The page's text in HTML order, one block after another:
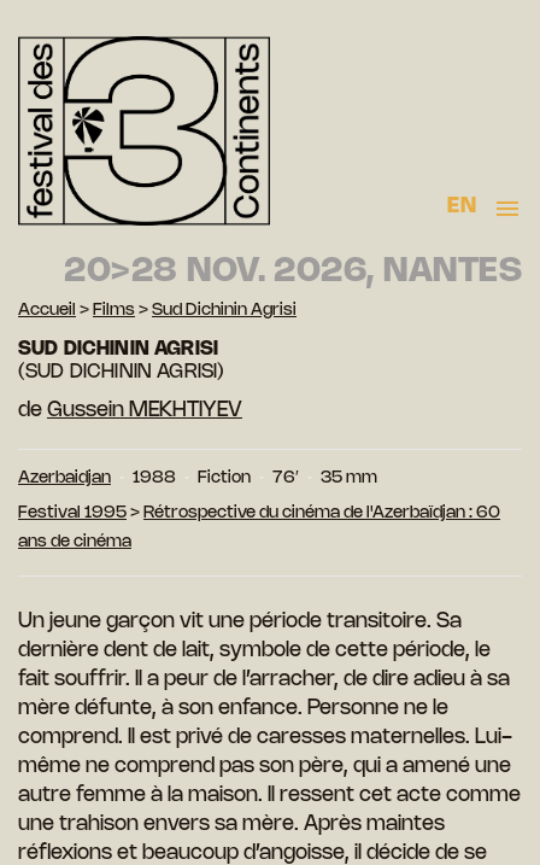
EN
20>28 NOV. 2026, NANTES
Accueil > Films > Sud Dichinin Agrisi
SUD DICHININ AGRISI
(SUD DICHININ AGRISI)
de Gussein MEKHTIYEV
Azerbaidjan 1988 Fiction 76′ 35 mm
Festival 1995 > Rétrospective du cinéma de l'Azerbaïdjan : 60
ans de cinéma
Un jeune garçon vit une période transitoire. Sa
dernière dent de lait, symbole de cette période, le
fait souffrir. Il a peur de l’arracher, de dire adieu à sa
mère défunte, à son enfance. Personne ne le
comprend. Il est privé de caresses maternelles. Lui-
même ne comprend pas son père, qui a amené une
autre femme à la maison. Il ressent cet acte comme
une trahison envers sa mère. Après maintes
réflexions et beaucoup d’angoisse, il décide de se